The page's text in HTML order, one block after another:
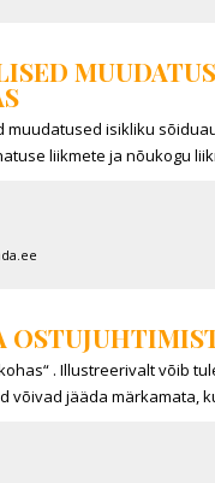
muudatused isikliku
liikmete ja nõukogu
. Illustreerivalt võib
jääda märkamata,